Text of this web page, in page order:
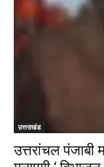
उत्तराखंड
उत्तरांचल पंजाबी